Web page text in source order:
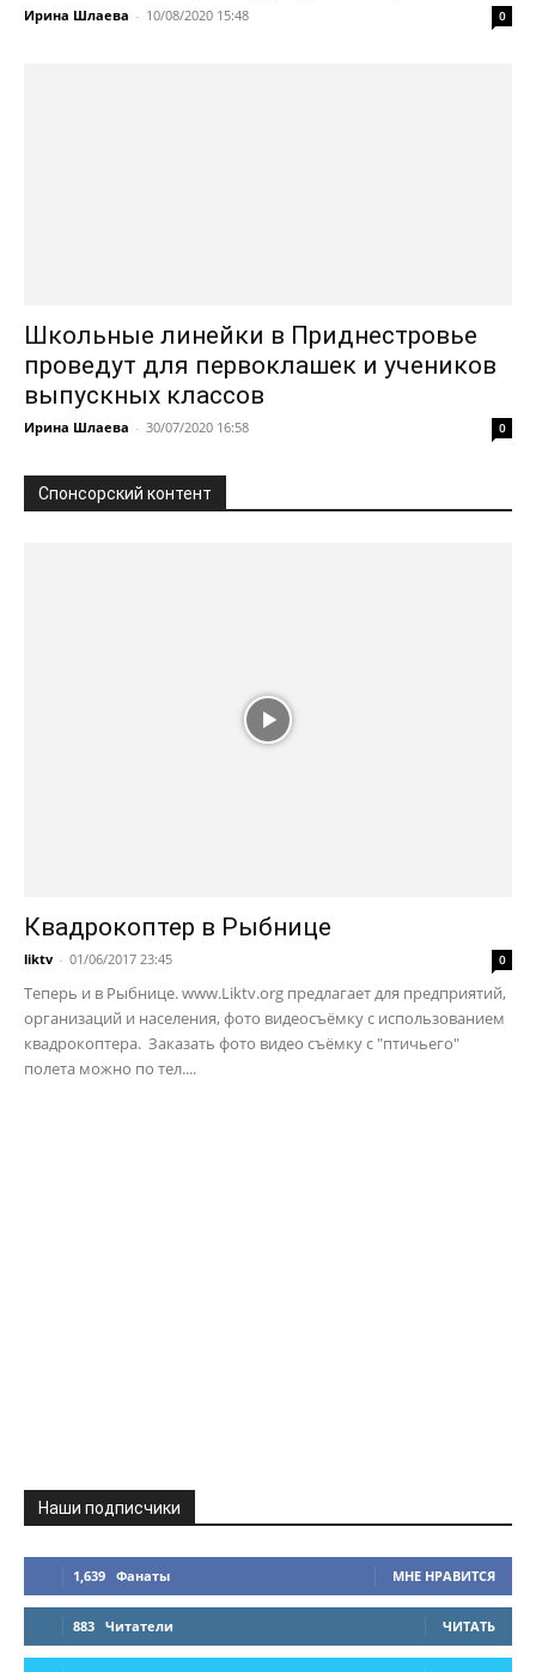
Ирина Шлаева - 10/08/2020 15:48 0
Школьные линейки в Приднестровье
проведут для первоклашек и учеников
выпускных классов
Ирина Шлаева - 30/07/2020 16:58 0
Спонсорский контент
Квадрокоптер в Рыбнице
liktv - 01/06/2017 23:45 0
Теперь и в Рыбнице. www.Liktv.org предлагает для предприятий,
организаций и населения, фото видеосъёмку с использованием
квадрокоптера. Заказать фото видео съёмку с "птичьего"
полета можно по тел....
Наши подписчики
1,639 Фанаты МНЕ НРАВИТСЯ
883 Читатели ЧИТАТЬ